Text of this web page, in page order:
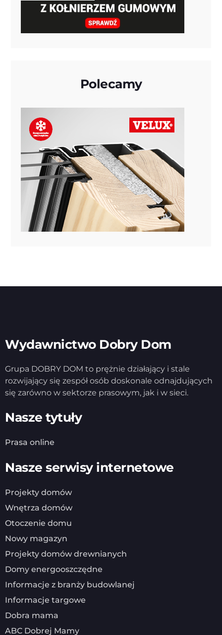
Polecamy
Wydawnictwo Dobry Dom
Grupa DOBRY DOM to prężnie działający i stale
rozwijający się zespół osób doskonale odnajdujących
się zarówno w sektorze prasowym, jak i w sieci.
Nasze tytuły
Prasa online
Nasze serwisy internetowe
Projekty domów
Wnętrza domów
Otoczenie domu
Nowy magazyn
Projekty domów drewnianych
Domy energooszczędne
Informacje z branży budowlanej
Informacje targowe
Dobra mama
ABC Dobrej Mamy